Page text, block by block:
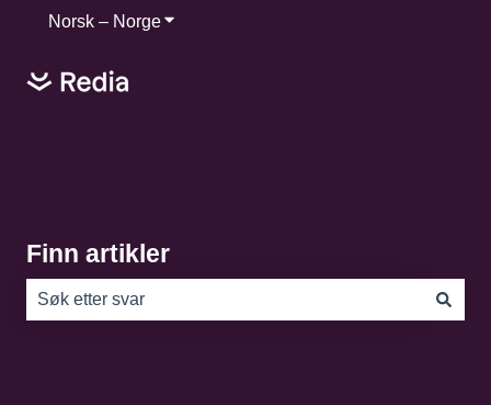
Norsk – NorgeVis undermeny for oversettelser
Finn artikler